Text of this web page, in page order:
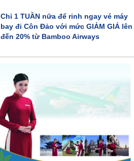
Chỉ 1 TUẦN nữa để rinh ngay vé máy
bay đi Côn Đảo với mức GIẢM GIÁ lên
đến 20% từ Bamboo Airways